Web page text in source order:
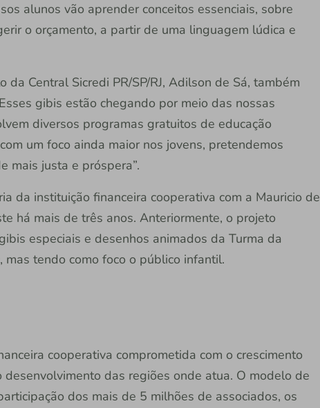
alunos vão aprender conceitos essenciais, sobre
o orçamento, a partir de uma linguagem lúdica e
da Central Sicredi PR/SP/RJ, Adilson de Sá, também
gibis estão chegando por meio das nossas
diversos programas gratuitos de educação
um foco ainda maior nos jovens, pretendemos
mais justa e próspera”.
da instituição financeira cooperativa com a Mauricio de
há mais de três anos. Anteriormente, o projeto
especiais e desenhos animados da Turma da
mas tendo como foco o público infantil.
cooperativa comprometida com o crescimento
desenvolvimento das regiões onde atua. O modelo de
dos mais de 5 milhões de associados, os